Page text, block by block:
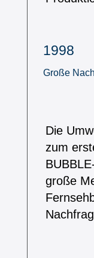
1998
Große
Die
zum
große